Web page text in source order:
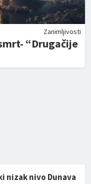
Zanimljivosti
“Drugačije
nizak nivo Dunava